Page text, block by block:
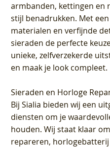
armbanden, kettingen en
stijl benadrukken. Met
materialen en verfijnde
sieraden de perfecte
unieke, zelfverzekerde
en maak je look compleet.
Sieraden en Horloge
Bij Sialia bieden wij een
diensten om je
houden. Wij staat klaar
repareren,